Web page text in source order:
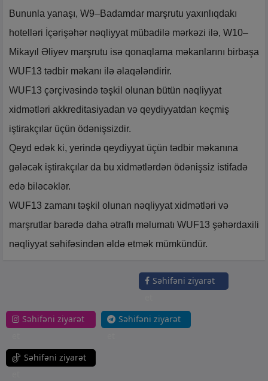
Bununla yanaşı, W9–Badamdar marşrutu yaxınlıqdakı
hotelləri İçərişəhər nəqliyyat mübadilə mərkəzi ilə, W10–
Mikayıl Əliyev marşrutu isə qonaqlama məkanlarını birbaşa
WUF13 tədbir məkanı ilə əlaqələndirir.
WUF13 çərçivəsində təşkil olunan bütün nəqliyyat
xidmətləri akkreditasiyadan və qeydiyyatdan keçmiş
iştirakçılar üçün ödənişsizdir.
Qeyd edək ki, yerində qeydiyyat üçün tədbir məkanına
gələcək iştirakçılar da bu xidmətlərdən ödənişsiz istifadə
edə biləcəklər.
WUF13 zamanı təşkil olunan nəqliyyat xidmətləri və
marşrutlar barədə daha ətraflı məlumatı WUF13 şəhərdaxili
nəqliyyat səhifəsindən əldə etmək mümkündür.
Səhifəni ziyarət
Səhifəni ziyarət
Səhifəni ziyarət
Səhifəni ziyarət